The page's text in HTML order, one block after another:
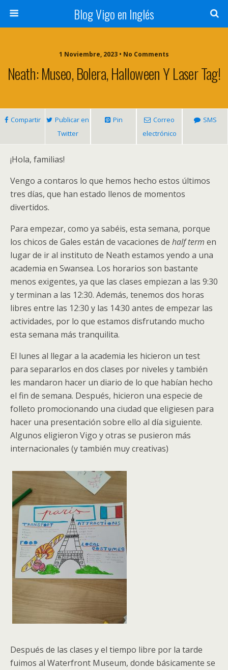
Blog Vigo en Inglés
1 Noviembre, 2023 • No Comments
Neath: Museo, Bolera, Halloween Y Laser Tag!
Compartir
Publicar en
Twitter
Pin
Correo
electrónico
SMS
¡Hola, familias!
Vengo a contaros lo que hemos hecho estos últimos
tres días, que han estado llenos de momentos
divertidos.
Para empezar, como ya sabéis, esta semana, porque
los chicos de Gales están de vacaciones de half term en
lugar de ir al instituto de Neath estamos yendo a una
academia en Swansea. Los horarios son bastante
menos exigentes, ya que las clases empiezan a las 9:30
y terminan a las 12:30. Además, tenemos dos horas
libres entre las 12:30 y las 14:30 antes de empezar las
actividades, por lo que estamos disfrutando mucho
esta semana más tranquilita.
El lunes al llegar a la academia les hicieron un test
para separarlos en dos clases por niveles y también
les mandaron hacer un diario de lo que habían hecho
el fin de semana. Después, hicieron una especie de
folleto promocionando una ciudad que eligiesen para
hacer una presentación sobre ello al día siguiente.
Algunos eligieron Vigo y otras se pusieron más
internacionales (y también muy creativas)
Después de las clases y el tiempo libre por la tarde
fuimos al Waterfront Museum, donde básicamente se